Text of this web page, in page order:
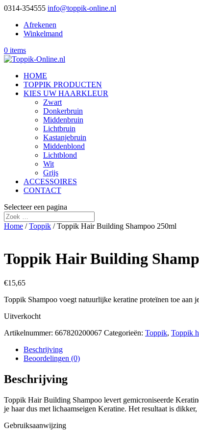
0314-354555 info@toppik-online.nl
Afrekenen
Winkelmand
0 items
HOME
TOPPIK PRODUCTEN
KIES UW HAARKLEUR
Zwart
Donkerbruin
Middenbruin
Lichtbruin
Kastanjebruin
Middenblond
Lichtblond
Wit
Grijs
ACCESSOIRES
CONTACT
Selecteer een pagina
Home /Toppik / Toppik Hair Building Shampoo 250ml
Toppik Hair Building
€15,65
Toppik Shampoo voegt natuurlijke keratine proteïnen toe aan
Uitverkocht
Artikelnummer: 667820200067 Categorieën: Toppik, Toppik
Beschrijving
Beoordelingen (0)
Beschrijving
Toppik Hair Building Shampoo levert gemicroniseerde
je haar dus met lichaamseigen Keratine. Het resultaat is
Gebruiksaanwijzing